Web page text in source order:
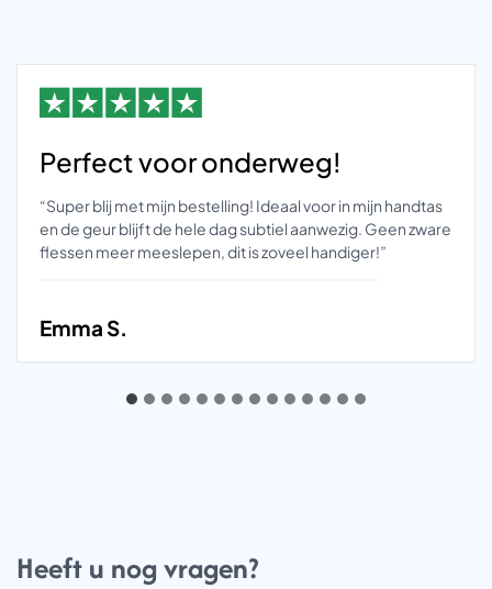
Perfect voor onderweg!
“Super blij met mijn bestelling! Ideaal voor in mijn handtas
en de geur blijft de hele dag subtiel aanwezig. Geen zware
flessen meer meeslepen, dit is zoveel handiger!”
Emma S.
Heeft u nog vragen?